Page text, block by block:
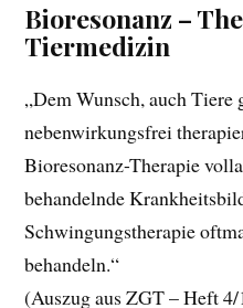
Bioresonanz –
Tiermedizin
„Dem Wunsch, auch
nebenwirkungsfrei
Bioresonanz-Therapie
behandelnde
Schwingungstherapie
behandeln.“
(Auszug aus ZGT – Heft